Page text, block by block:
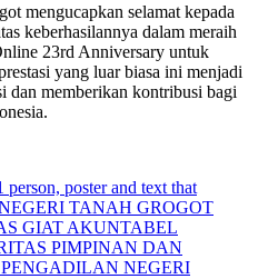
mengucapkan selamat kepada
keberhasilannya dalam meraih
23rd Anniversary untuk
yang luar biasa ini menjadi
dan memberikan kontribusi bagi